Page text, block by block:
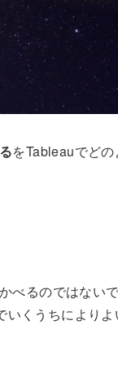
をTableauでどの
べるのではない
くうちにより